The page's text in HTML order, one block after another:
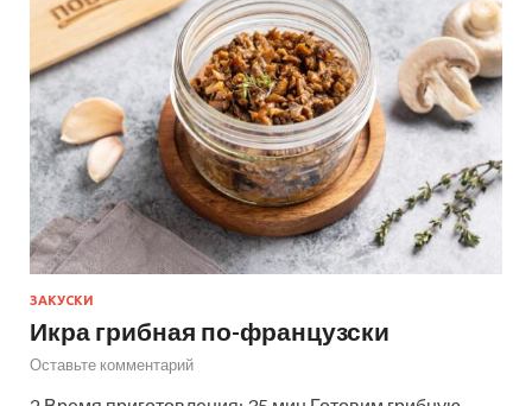
ЗАКУСКИ
Икра грибная по-французски
Оставьте комментарий